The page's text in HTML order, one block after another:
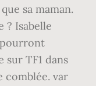
sa maman.
? Isabelle
TF1 dans
comblée. var